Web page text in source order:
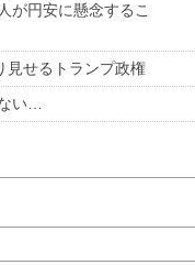
が円安に懸念するこ
見せるトランプ政権
い…